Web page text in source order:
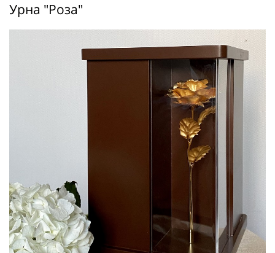
Урна "Роза"